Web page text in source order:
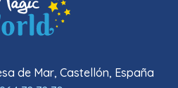
de Mar, Castellón, España